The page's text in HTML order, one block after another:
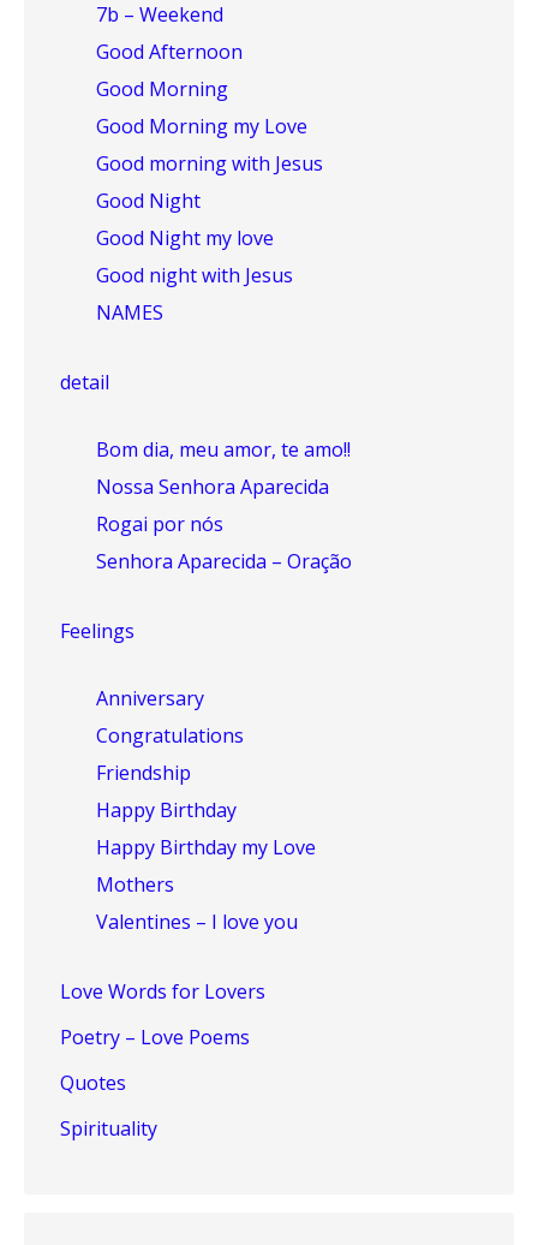
7b – Weekend
Good Afternoon
Good Morning
Good Morning my Love
Good morning with Jesus
Good Night
Good Night my love
Good night with Jesus
NAMES
detail
Bom dia, meu amor, te amo!!
Nossa Senhora Aparecida
Rogai por nós
Senhora Aparecida – Oração
Feelings
Anniversary
Congratulations
Friendship
Happy Birthday
Happy Birthday my Love
Mothers
Valentines – I love you
Love Words for Lovers
Poetry – Love Poems
Quotes
Spirituality